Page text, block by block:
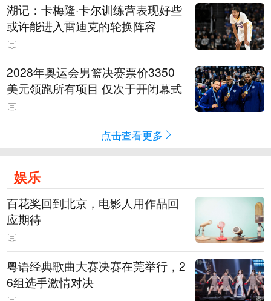
湖记：卡梅隆·卡尔训练营表现好些
或许能进入雷迪克的轮换阵容
2028年奥运会男篮决赛票价3350
美元领跑所有项目 仅次于开闭幕式
点击查看更多
娱乐
百花奖回到北京，电影人用作品回
应期待
粤语经典歌曲大赛决赛在莞举行，2
6组选手激情对决